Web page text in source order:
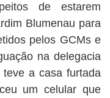
de estarem
Blumenau para
pelos GCMs e
na delegacia
a casa furtada
um celular que